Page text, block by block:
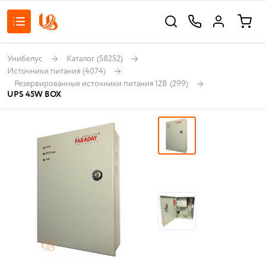
Унибелус Каталог (58252)
Источники питания (4074)
Резервированные источники питания 12В (299)
UPS 45W BOX